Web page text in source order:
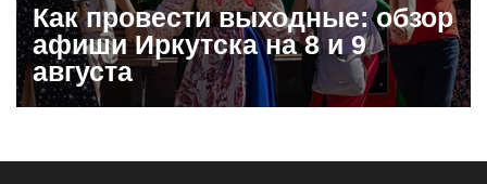
Как провести выходные: обзор
афиши Иркутска на 8 и 9
августа